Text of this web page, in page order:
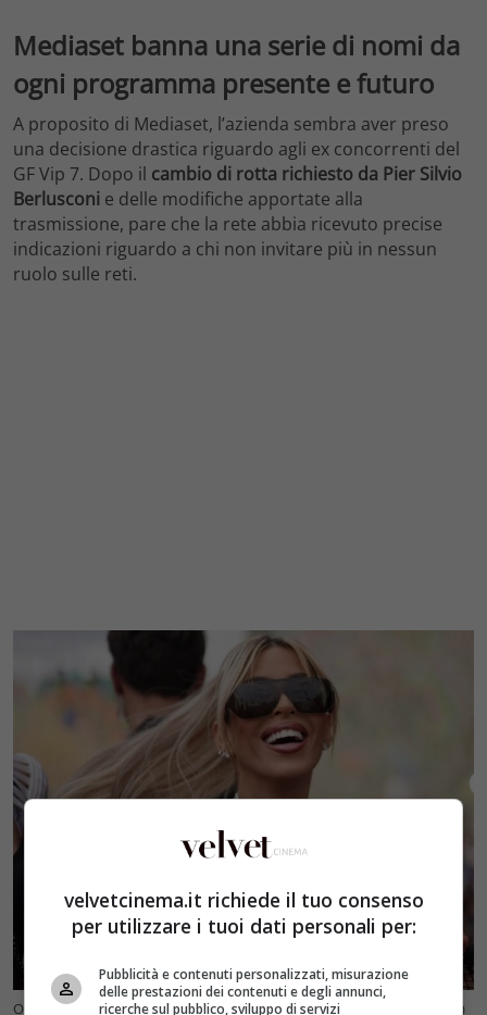
Mediaset banna una serie di nomi da
ogni programma presente e futuro
A proposito di Mediaset, l’azienda sembra aver preso
una decisione drastica riguardo agli ex concorrenti del
GF Vip 7. Dopo il cambio di rotta richiesto da Pier Silvio
Berlusconi e delle modifiche apportate alla
trasmissione, pare che la rete abbia ricevuto precise
indicazioni riguardo a chi non invitare più in nessun
ruolo sulle reti.
Oriana Marzoli (@orianagonzalezmarzoli su Instagram, Velvet Cinema)
velvetcinema.it richiede il tuo consenso
per utilizzare i tuoi dati personali per:
Pubblicità e contenuti personalizzati, misurazione
delle prestazioni dei contenuti e degli annunci,
ricerche sul pubblico, sviluppo di servizi